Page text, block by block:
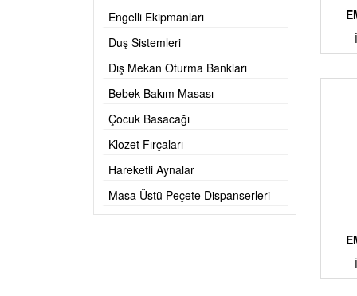
Engelli Ekipmanları
Duş Sistemleri
Dış Mekan Oturma Bankları
Bebek Bakım Masası
Çocuk Basacağı
Klozet Fırçaları
Hareketli Aynalar
Masa Üstü Peçete Dispanserleri